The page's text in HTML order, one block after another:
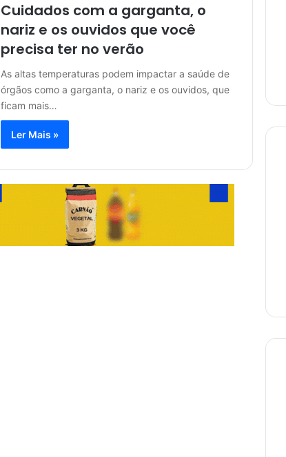
Cuidados com a garganta, o
nariz e os ouvidos que você
precisa ter no verão
As altas temperaturas podem impactar a saúde de
órgãos como a garganta, o nariz e os ouvidos, que
ficam mais…
Ler Mais »